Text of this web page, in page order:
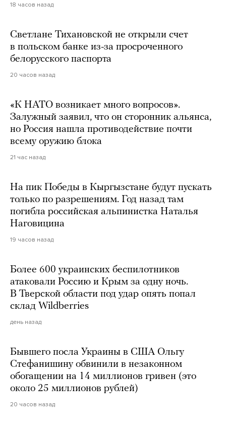
18 часов назад
Светлане Тихановской не открыли счет
в польском банке из-за просроченного
белорусского паспорта
20 часов назад
«К НАТО возникает много вопросов».
Залужный заявил, что он сторонник альянса,
но Россия нашла противодействие почти
всему оружию блока
21 час назад
На пик Победы в Кыргызстане будут пускать
только по разрешениям. Год назад там
погибла российская альпинистка Наталья
Наговицина
19 часов назад
Более 600 украинских беспилотников
атаковали Россию и Крым за одну ночь.
В Тверской области под удар опять попал
склад Wildberries
день назад
Бывшего посла Украины в США Ольгу
Стефанишину обвинили в незаконном
обогащении на 14 миллионов гривен (это
около 25 миллионов рублей)
20 часов назад